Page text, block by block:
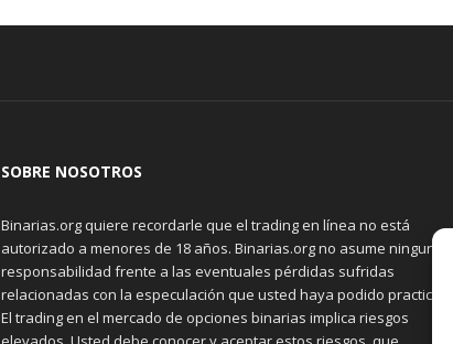
SOBRE NOSOTROS
Binarias.org quiere recordarle que el trading en línea no está
autorizado a menores de 18 años. Binarias.org no asume ninguna
responsabilidad frente a las eventuales pérdidas sufridas
relacionadas con la especulación que usted haya podido practicar.
El trading en el mercado de opciones binarias implica riesgos